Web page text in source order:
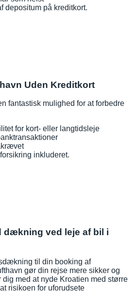
depositum på kreditkort.
Uden Kreditkort
fantastisk mulighed for at forbedre
for kort- eller langtidsleje
inkluderet.
dækning ved leje af bil i
til din booking af
gør din rejse mere sikker og
med at nyde Kroatien med større
risikoen for uforudsete